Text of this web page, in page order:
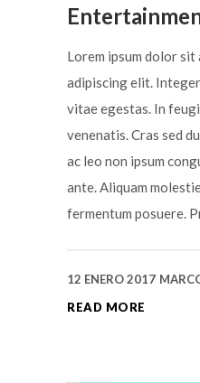
Lorem ipsum dolor
adipiscing elit.
vitae egestas. In
venenatis. Cras sed
ac leo non ipsum
ante. Aliquam
fermentum posuere.
12 ENERO 2017
READ MORE